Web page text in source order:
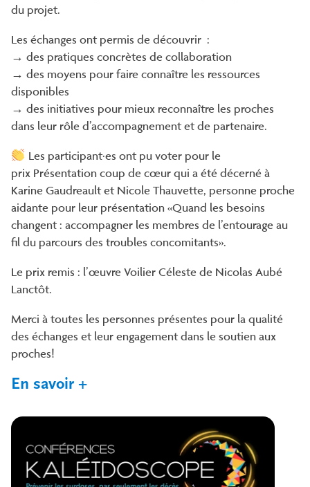
du projet.
Les échanges ont permis de découvrir :
→ des pratiques concrètes de collaboration
→ des moyens pour faire connaître les ressources
disponibles
→ des initiatives pour mieux reconnaître les proches
dans leur rôle d’accompagnement et de partenaire.
Les participant·es ont pu voter pour le
prix Présentation coup de cœur qui a été décerné à
Karine Gaudreault et Nicole Thauvette, personne proche
aidante pour leur présentation «Quand les besoins
changent : accompagner les membres de l’entourage au
fil du parcours des troubles concomitants».
Le prix remis : l’œuvre Voilier Céleste de Nicolas Aubé
Lanctôt.
Merci à toutes les personnes présentes pour la qualité
des échanges et leur engagement dans le soutien aux
proches!
En savoir +